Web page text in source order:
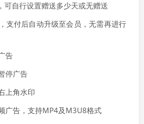
可自行设置赠送多少天或无赠送
支付后自动升级至会员，无需再进行
告
停广告
上角水印
广告，支持MP4及M3U8格式